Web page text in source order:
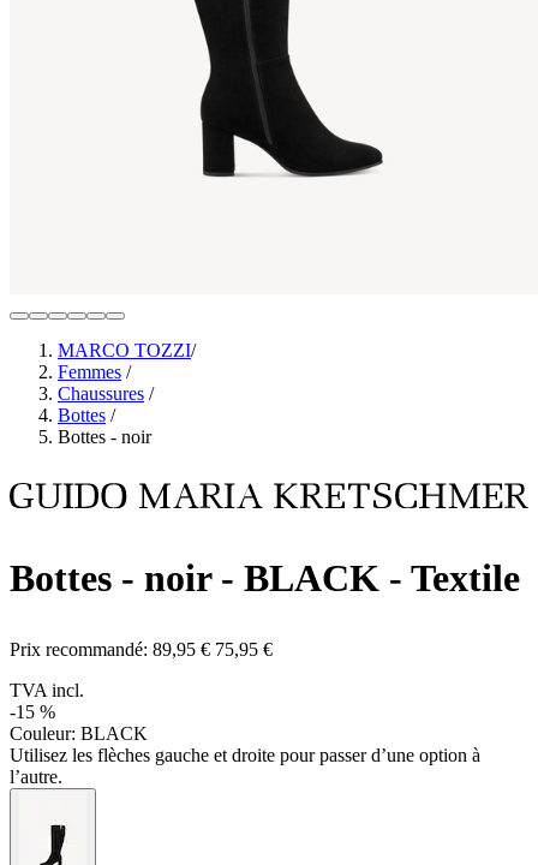
MARCO TOZZI/
Femmes /
Chaussures /
Bottes /
Bottes - noir
Bottes - noir - BLACK - Textile
Prix recommandé: 89,95 € 75,95 €
TVA incl.
-15 %
Couleur: BLACK
Utilisez les flèches gauche et droite pour passer d’une option à
l’autre.